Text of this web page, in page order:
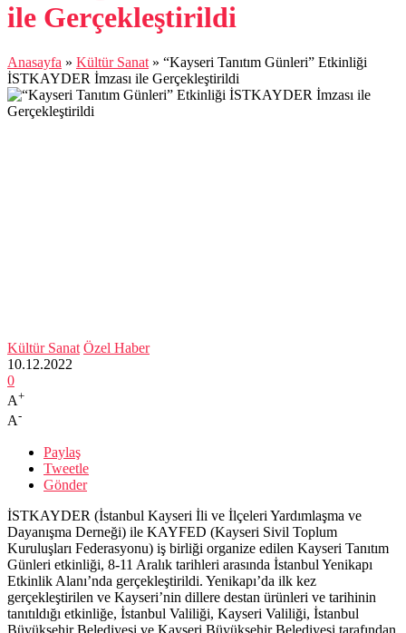
ile Gerçekleştirildi
Anasayfa » Kültür Sanat » “Kayseri Tanıtım Günleri” Etkinliği
İSTKAYDER İmzası ile Gerçekleştirildi
Kültür Sanat Özel Haber
10.12.2022
0
A+
A-
Paylaş
Tweetle
Gönder
İSTKAYDER (İstanbul Kayseri İli ve İlçeleri Yardımlaşma ve
Dayanışma Derneği) ile KAYFED (Kayseri Sivil Toplum
Kuruluşları Federasyonu) iş birliği organize edilen Kayseri Tanıtım
Günleri etkinliği, 8-11 Aralık tarihleri arasında İstanbul Yenikapı
Etkinlik Alanı’nda gerçekleştirildi. Yenikapı’da ilk kez
gerçekleştirilen ve Kayseri’nin dillere destan ürünleri ve tarihinin
tanıtıldığı etkinliğe, İstanbul Valiliği, Kayseri Valiliği, İstanbul
Büyükşehir Belediyesi ve Kayseri Büyükşehir Belediyesi tarafından